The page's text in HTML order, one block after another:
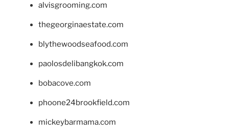
alvisgrooming.com
thegeorginaestate.com
blythewoodseafood.com
paolosdelibangkok.com
bobacove.com
phoone24brookfield.com
mickeybarmama.com